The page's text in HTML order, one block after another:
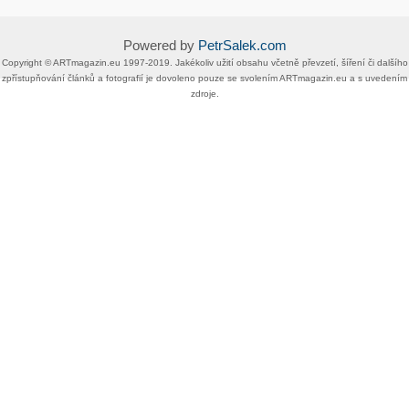
Powered by PetrSalek.com
Copyright ©​ ​​ARTmagazin.eu ​1997-2019​.​ Jakékoliv užití obsahu včetně převzetí, šíření či dalšího
zpřístupňování článků a fotografií je dovoleno pouze se svolením ​ARTmagazin.eu​ ​a s uvedením
zdroje.